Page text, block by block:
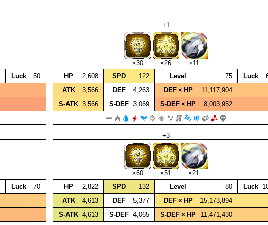
Luck
50
+1
×30 ×26
×11
HP
2,608 SPD 122 Level 75 Luck
ATK
3,566 DEF 4,263 DEF × HP
11,117,904
S‑ATK 3,566 S‑DEF 3,069 S‑DEF × HP 8,003,952
Luck
70
+3
×60 ×51
×21
HP
2,822 SPD 132 Level 80 Luck
ATK
4,613 DEF 5,377 DEF × HP
15,173,894
S‑ATK 4,613 S‑DEF 4,065 S‑DEF × HP 11,471,430